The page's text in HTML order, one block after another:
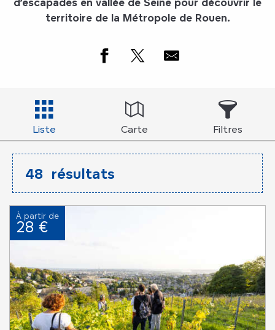
territoire de la Métropole de Rouen.
Liste Carte Filtres
48 résultats
À partir de
28 €